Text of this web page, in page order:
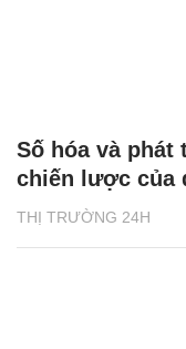
THỊ TRƯỜNG 24H
Số hóa và
chiến lược của